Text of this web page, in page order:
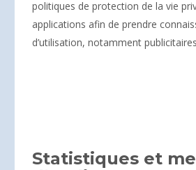
politiques de protection de la vie
applications afin de prendre
d’utilisation, notamment
Statistiques et